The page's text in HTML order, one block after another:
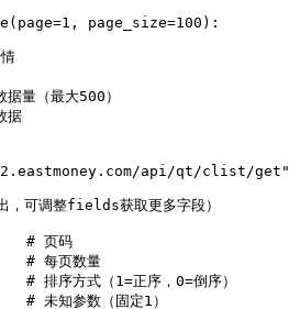
page_size=100):
量（最大500）
据
api/qt/clist/get"
可调整fields获取更多字段）
# 页码
# 每页数量
排序方式（1=正序，0=倒序）
未知参数（固定1）